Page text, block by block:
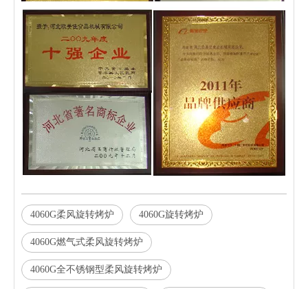
4060G柔风旋转烤炉 4060G旋转烤炉
4060G燃气式柔风旋转烤炉
4060G全不锈钢型柔风旋转烤炉